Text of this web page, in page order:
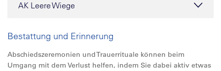
AK Leere Wiege
Bestattung und Erinnerung
Abschiedszeremonien und Trauerrituale können beim
Umgang mit dem Verlust helfen, indem Sie dabei aktiv etwas